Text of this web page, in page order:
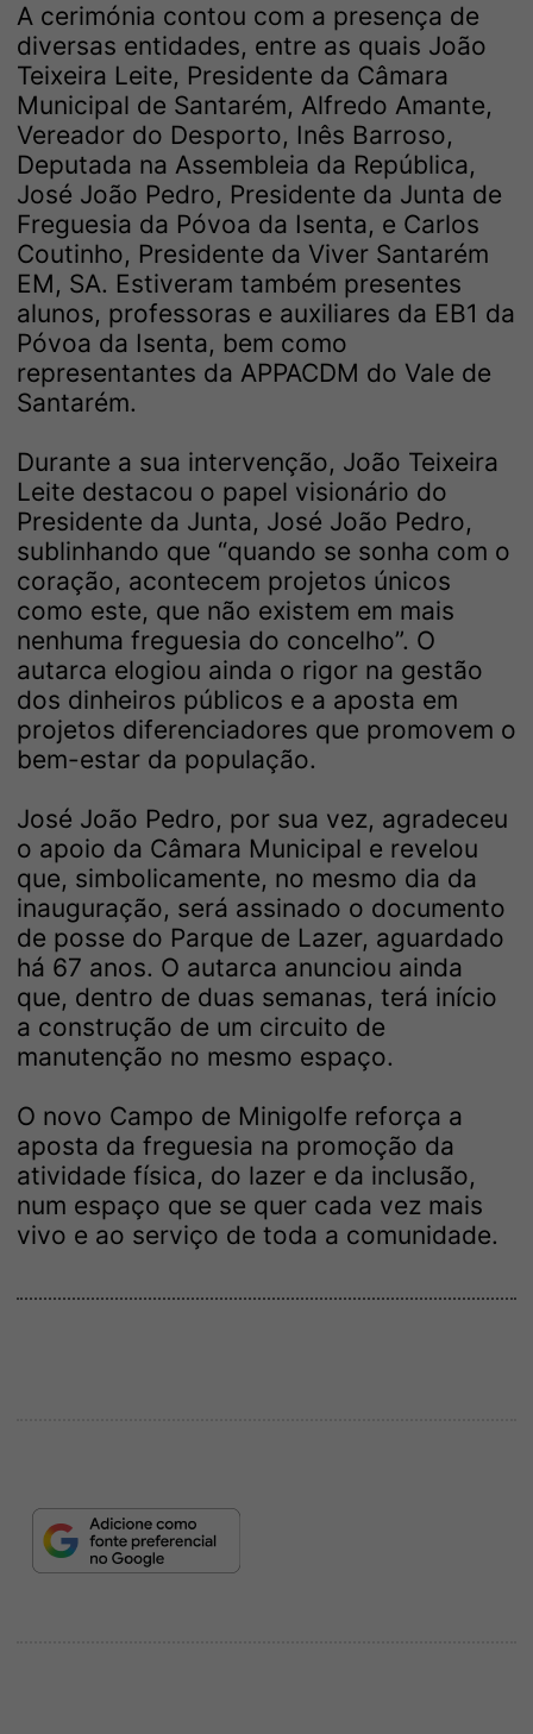
A cerimónia contou com a presença de
diversas entidades, entre as quais João
Teixeira Leite, Presidente da Câmara
Municipal de Santarém, Alfredo Amante,
Vereador do Desporto, Inês Barroso,
Deputada na Assembleia da República,
José João Pedro, Presidente da Junta de
Freguesia da Póvoa da Isenta, e Carlos
Coutinho, Presidente da Viver Santarém
EM, SA. Estiveram também presentes
alunos, professoras e auxiliares da EB1 da
Póvoa da Isenta, bem como
representantes da APPACDM do Vale de
Santarém.
Durante a sua intervenção, João Teixeira
Leite destacou o papel visionário do
Presidente da Junta, José João Pedro,
sublinhando que “quando se sonha com o
coração, acontecem projetos únicos
como este, que não existem em mais
nenhuma freguesia do concelho”. O
autarca elogiou ainda o rigor na gestão
dos dinheiros públicos e a aposta em
projetos diferenciadores que promovem o
bem-estar da população.
José João Pedro, por sua vez, agradeceu
o apoio da Câmara Municipal e revelou
que, simbolicamente, no mesmo dia da
inauguração, será assinado o documento
de posse do Parque de Lazer, aguardado
há 67 anos. O autarca anunciou ainda
que, dentro de duas semanas, terá início
a construção de um circuito de
manutenção no mesmo espaço.
O novo Campo de Minigolfe reforça a
aposta da freguesia na promoção da
atividade física, do lazer e da inclusão,
num espaço que se quer cada vez mais
vivo e ao serviço de toda a comunidade.